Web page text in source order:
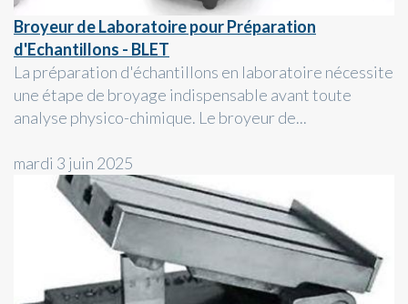
Broyeur de Laboratoire pour Préparation
d'Echantillons - BLET
La préparation d'échantillons en laboratoire nécessite
une étape de broyage indispensable avant toute
analyse physico-chimique. Le broyeur de...
mardi 3 juin 2025